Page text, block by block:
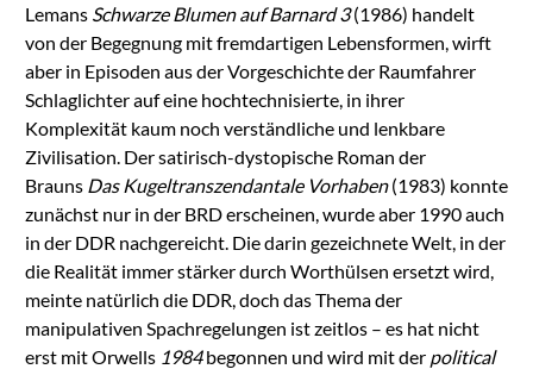
Lemans Schwarze Blumen auf Barnard 3(1986) handelt
von der Begegnung mit fremdartigen Lebensformen, wirft
aber in Episoden aus der Vorgeschichte der Raumfahrer
Schlaglichter auf eine hochtechnisierte, in ihrer
Komplexität kaum noch verständliche und lenkbare
Zivilisation. Der satirisch-dystopische Roman der
Brauns Das Kugeltranszendantale Vorhaben(1983) konnte
zunächst nur in der BRD erscheinen, wurde aber 1990 auch
in der DDR nachgereicht. Die darin gezeichnete Welt, in der
die Realität immer stärker durch Worthülsen ersetzt wird,
meinte natürlich die DDR, doch das Thema der
manipulativen Spachregelungen ist zeitlos – es hat nicht
erst mit Orwells 1984begonnen und wird mit der political